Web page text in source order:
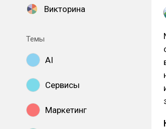
Викторина
Темы
AI
Сервисы
Маркетинг